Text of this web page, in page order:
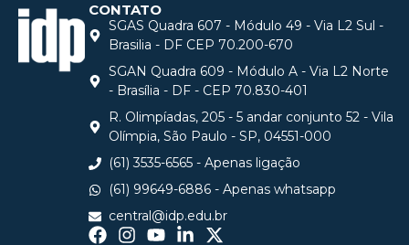
CONTATO
SGAS Quadra 607 - Módulo 49 - Via L2 Sul -
Brasilia - DF CEP 70.200-670
SGAN Quadra 609 - Módulo A - Via L2 Norte
- Brasília - DF - CEP 70.830-401
R. Olimpíadas, 205 - 5 andar conjunto 52 - Vila
Olímpia, São Paulo - SP, 04551-000
(61) 3535-6565 - Apenas ligação
(61) 99649-6886 - Apenas whatsapp
central@idp.edu.br